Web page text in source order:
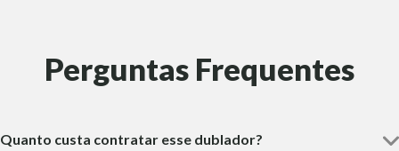
Perguntas Frequentes
Quanto custa contratar esse dublador?